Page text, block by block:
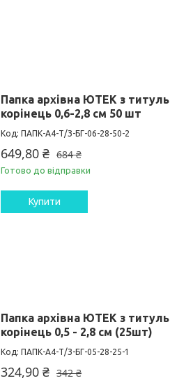
Папка архівна ЮТЕК з
корінець 0,6-2,8 см 50 шт
ПАПК-А4-Т/З-БГ-06-28-50-2
684 ₴
649,80 ₴
Готово до відправки
Купити
Папка архівна ЮТЕК з
корінець 0,5 - 2,8 см (25шт)
ПАПК-А4-Т/З-БГ-05-28-25-1
342 ₴
324,90 ₴